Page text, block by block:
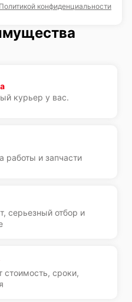
Политикой конфиденциальности
курьер у вас.
работы и запчасти
серьезный отбор и
стоимость, сроки,